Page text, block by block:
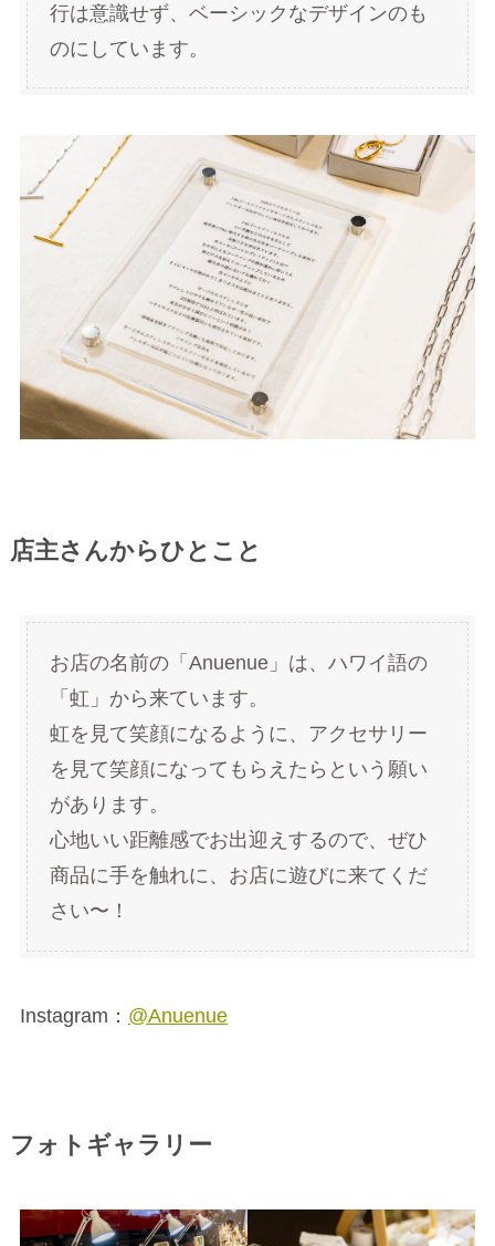
行は意識せず、ベーシックなデザインのも
のにしています。
店主さんからひとこと
お店の名前の「Anuenue」は、ハワイ語の
「虹」から来ています。
虹を見て笑顔になるように、アクセサリー
を見て笑顔になってもらえたらという願い
があります。
心地いい距離感でお出迎えするので、ぜひ
商品に手を触れに、お店に遊びに来てくだ
さい〜！
Instagram： @Anuenue
フォトギャラリー